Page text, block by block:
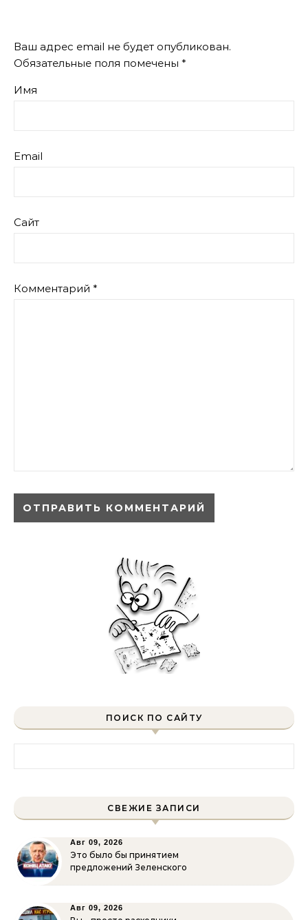
Ваш адрес email не будет опубликован.
Обязательные поля помечены *
Имя
Email
Сайт
Комментарий *
ПОИСК ПО САЙТУ
СВЕЖИЕ ЗАПИСИ
Авг 09, 2026
Это было бы принятием
предложений Зеленского
Авг 09, 2026